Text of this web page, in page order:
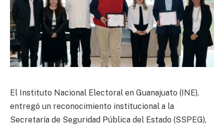
El Instituto Nacional Electoral en Guanajuato (INE),
entregó un reconocimiento institucional a la
Secretaría de Seguridad Pública del Estado (SSPEG),